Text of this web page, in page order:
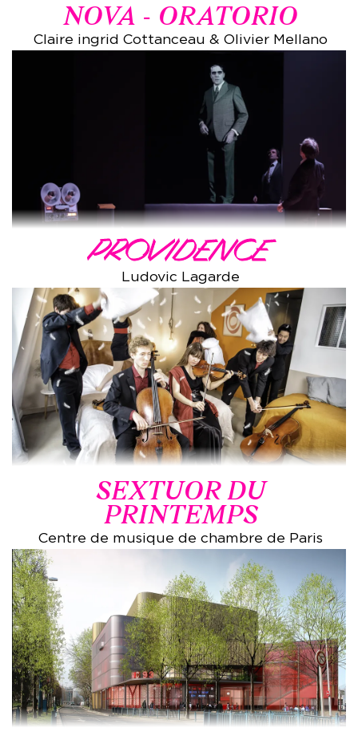
NOVA - ORATORIO
Claire ingrid Cottanceau & Olivier Mellano
PROVIDENCE
Ludovic Lagarde
SEXTUOR DU
PRINTEMPS
Centre de musique de chambre de Paris